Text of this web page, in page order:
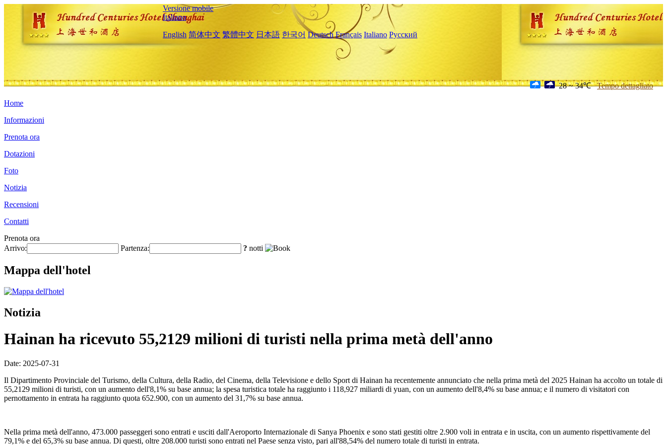
Versione mobile
Italiano
English 简体中文 繁體中文 日本語 한국어 Deutsch Français Italiano Русский
28 ~ 34℃ Tempo dettagliato
Home
Informazioni
Prenota ora
Dotazioni
Foto
Notizia
Recensioni
Contatti
Prenota ora
Arrivo:
Partenza: ? notti
Mappa dell'hotel
Notizia
Hainan ha ricevuto 55,2129 milioni di turisti nella prima metà dell'anno
Date: 2025-07-31
Il Dipartimento Provinciale del Turismo, della Cultura, della Radio, del Cinema, della Televisione e dello Sport di Hainan ha recentemente annunciato che nella prima metà del 2025 Hainan ha accolto un totale di
55,2129 milioni di turisti, con un aumento dell'8,1% su base annua; la spesa turistica totale ha raggiunto i 118,927 miliardi di yuan, con un aumento dell'8,4% su base annua; e il numero di visitatori con
pernottamento in entrata ha raggiunto quota 652.900, con un aumento del 31,7% su base annua.
Nella prima metà dell'anno, 473.000 passeggeri sono entrati e usciti dall'Aeroporto Internazionale di Sanya Phoenix e sono stati gestiti oltre 2.900 voli in entrata e in uscita, con un aumento rispettivamente del
79,1% e del 65,3% su base annua. Di questi, oltre 208.000 turisti sono entrati nel Paese senza visto, pari all'88,54% del numero totale di turisti in entrata.